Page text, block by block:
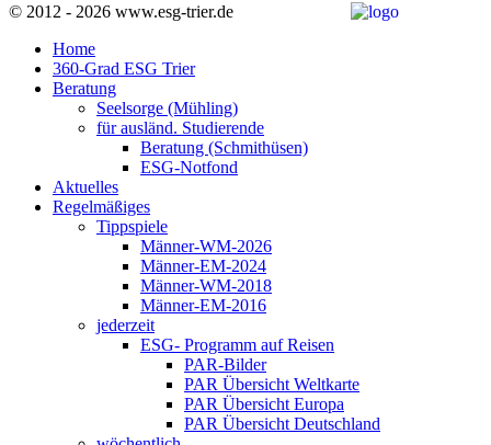
© 2012 - 2026 www.esg-trier.de
Home
360-Grad ESG Trier
Beratung
Seelsorge (Mühling)
für ausländ. Studierende
Beratung (Schmithüsen)
ESG-Notfond
Aktuelles
Regelmäßiges
Tippspiele
Männer-WM-2026
Männer-EM-2024
Männer-WM-2018
Männer-EM-2016
jederzeit
ESG- Programm auf Reisen
PAR-Bilder
PAR Übersicht Weltkarte
PAR Übersicht Europa
PAR Übersicht Deutschland